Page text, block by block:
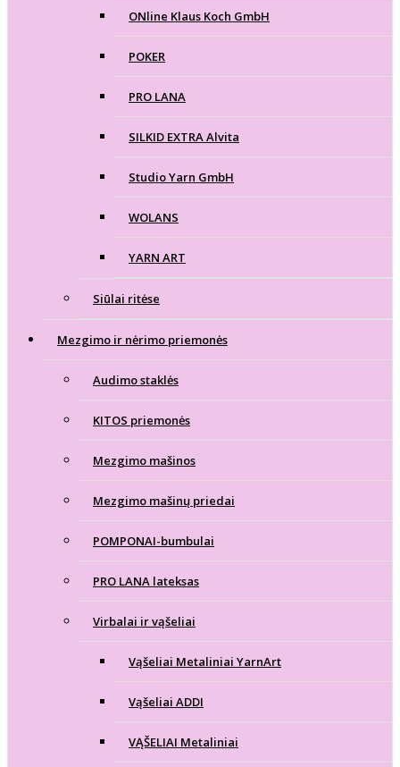
ONline Klaus Koch GmbH
POKER
PRO LANA
SILKID EXTRA Alvita
Studio Yarn GmbH
WOLANS
YARN ART
Siūlai ritėse
Mezgimo ir nėrimo priemonės
Audimo staklės
KITOS priemonės
Mezgimo mašinos
Mezgimo mašinų priedai
POMPONAI-bumbulai
PRO LANA lateksas
Virbalai ir vąšeliai
Vąšeliai Metaliniai YarnArt
Vąšeliai ADDI
VĄŠELIAI Metaliniai